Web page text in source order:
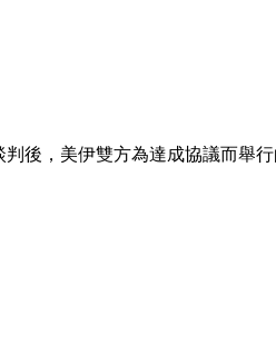
後，美伊雙方為達成協議而舉